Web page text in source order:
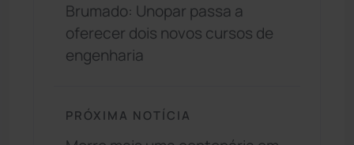
Brumado: Unopar passa a
oferecer dois novos cursos de
engenharia
PRÓXIMA NOTÍCIA